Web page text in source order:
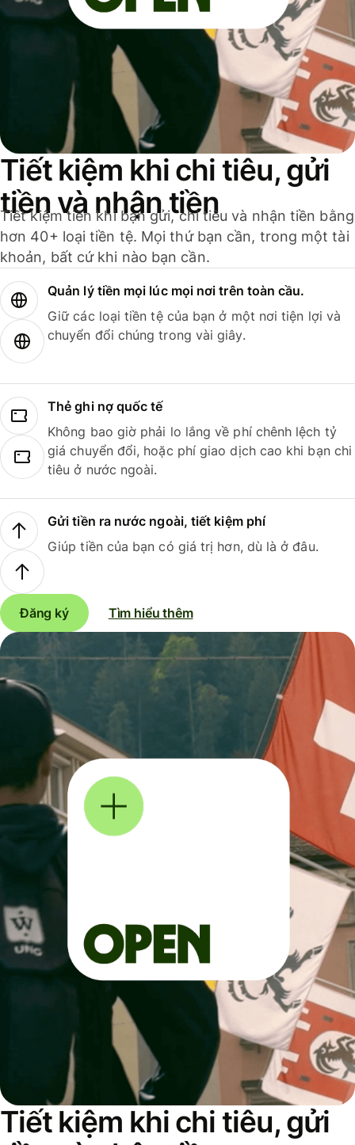
Tiết kiệm khi chi tiêu, gửi
tiền và nhận tiền
Tiết kiệm tiền khi bạn gửi, chi tiêu và nhận tiền bằng
hơn 40+ loại tiền tệ. Mọi thứ bạn cần, trong một tài
khoản, bất cứ khi nào bạn cần.
Quản lý tiền mọi lúc mọi nơi trên toàn cầu.
Giữ các loại tiền tệ của bạn ở một nơi tiện lợi và
chuyển đổi chúng trong vài giây.
Thẻ ghi nợ quốc tế
Không bao giờ phải lo lắng về phí chênh lệch tỷ
giá chuyển đổi, hoặc phí giao dịch cao khi bạn chi
tiêu ở nước ngoài.
Gửi tiền ra nước ngoài, tiết kiệm phí
Giúp tiền của bạn có giá trị hơn, dù là ở đâu.
Đăng ký Tìm hiểu thêm
Tiết kiệm khi chi tiêu, gửi